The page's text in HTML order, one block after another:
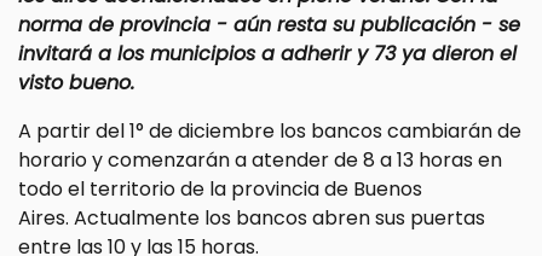
norma de provincia - aún resta su publicación - se
invitará a los municipios a adherir y 73 ya dieron el
visto bueno.
A partir del 1° de diciembre los bancos cambiarán de
horario y comenzarán a atender de 8 a 13 horas en
todo el territorio de la provincia de Buenos
Aires. Actualmente los bancos abren sus puertas
entre las 10 y las 15 horas.